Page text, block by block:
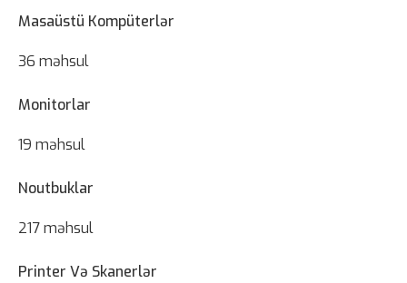
Masaüstü Kompüterlər
36 məhsul
Monitorlar
19 məhsul
Noutbuklar
217 məhsul
Printer Və Skanerlər